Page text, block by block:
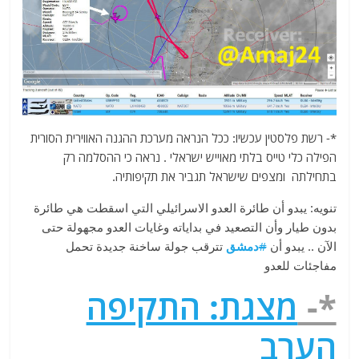
*- רשת פלסטין עכשיו: ככל הנראה מערכת ההגנה האווירית הסורית
הפילה כלי טייס בלתי מאוייש ישראלי . נראה כי ההסלמה רק
בתחילתה ומצפים שישראל תגביר את תקיפותיה.
تنويه: يبدو أن طائرة العدو الاسرائيلي التي اسقطت هي طائرة
بدون طيار وأن التصعيد في بداياته وغايات العدو مجهولة حتى
الآن .. يبدو أن#دمشق تترقب جولة ساخنة جديدة تحمل
مفاجئات للعدو
*- מצגת: התקיפה
הערב